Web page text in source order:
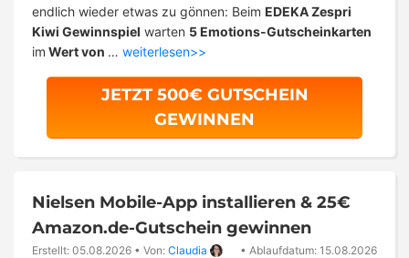
endlich wieder etwas zu gönnen: Beim EDEKA Zespri
Kiwi Gewinnspiel warten 5 Emotions-Gutscheinkarten
im Wert von … weiterlesen>>
JETZT 500€ GUTSCHEIN
GEWINNEN
Nielsen Mobile-App installieren & 25€
Amazon.de-Gutschein gewinnen
Erstellt: 05.08.2026 • Von: Claudia • Ablaufdatum: 15.08.2026